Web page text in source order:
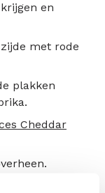
en
met rode
plakken
Cheddar
op de